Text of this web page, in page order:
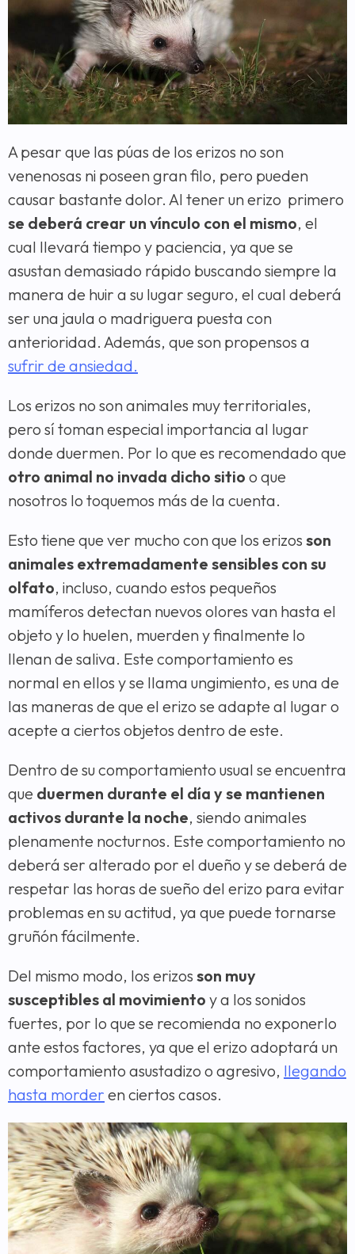
A pesar que las púas de los erizos no son
venenosas ni poseen gran filo, pero pueden
causar bastante dolor. Al tener un erizo primero
se deberá crear un vínculo con el mismo, el
cual llevará tiempo y paciencia, ya que se
asustan demasiado rápido buscando siempre la
manera de huir a su lugar seguro, el cual deberá
ser una jaula o madriguera puesta con
anterioridad. Además, que son propensos a
sufrir de ansiedad.
Los erizos no son animales muy territoriales,
pero sí toman especial importancia al lugar
donde duermen. Por lo que es recomendado que
otro animal no invada dicho sitio o que
nosotros lo toquemos más de la cuenta.
Esto tiene que ver mucho con que los erizos son
animales extremadamente sensibles con su
olfato, incluso, cuando estos pequeños
mamíferos detectan nuevos olores van hasta el
objeto y lo huelen, muerden y finalmente lo
llenan de saliva. Este comportamiento es
normal en ellos y se llama ungimiento, es una de
las maneras de que el erizo se adapte al lugar o
acepte a ciertos objetos dentro de este.
Dentro de su comportamiento usual se encuentra
que duermen durante el día y se mantienen
activos durante la noche, siendo animales
plenamente nocturnos. Este comportamiento no
deberá ser alterado por el dueño y se deberá de
respetar las horas de sueño del erizo para evitar
problemas en su actitud, ya que puede tornarse
gruñón fácilmente.
Del mismo modo, los erizos son muy
susceptibles al movimiento y a los sonidos
fuertes, por lo que se recomienda no exponerlo
ante estos factores, ya que el erizo adoptará un
comportamiento asustadizo o agresivo, llegando
hasta morder en ciertos casos.